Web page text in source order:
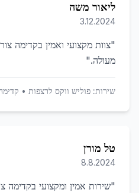
ליאור משה
3.12.2024
"צוות מקצועי ואמין בקדימה
מעולה."
שירות: פוליש ווקס לרצפות •
טל מורן
8.8.2024
"שירות אמין ומקצועי בקדימה